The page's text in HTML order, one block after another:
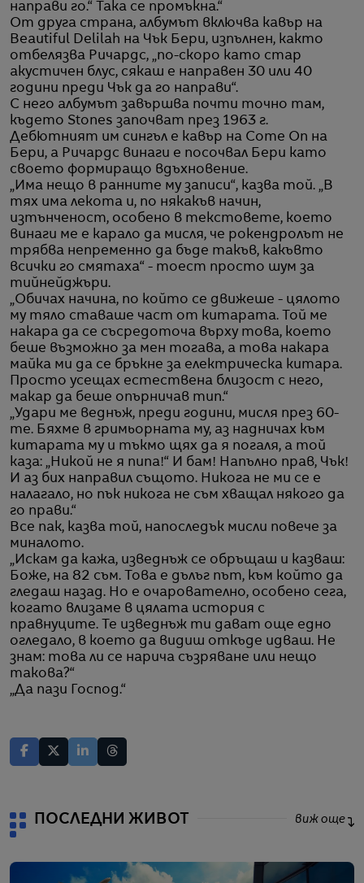
направи го.“ Така се промъкна.“
От друга страна, албумът включва кавър на
Beautiful Delilah на Чък Бери, изпълнен, както
отбелязва Ричардс, „по-скоро като стар
акустичен блус, сякаш е направен 30 или 40
години преди Чък да го направи“.
С него албумът завършва почти точно там,
където Stones започват през 1963 г.
Дебютният им сингъл е кавър на Come On на
Бери, а Ричардс винаги е посочвал Бери като
своето формиращо вдъхновение.
„Има нещо в ранните му записи“, казва той. „В
тях има лекота и, по някакъв начин,
изтънченост, особено в текстовете, което
винаги ме е карало да мисля, че рокендролът не
трябва непременно да бъде такъв, какъвто
всички го смятаха“ - тоест просто шум за
тийнейджъри.
„Обичах начина, по който се движеше - цялото
му тяло ставаше част от китарата. Той ме
накара да се съсредоточа върху това, което
беше възможно за мен тогава, а това накара
майка ми да се бръкне за електрическа китара.
Просто усещах естествена близост с него,
макар да беше опърничав тип.“
„Удари ме веднъж, преди години, мисля през 60-
те. Бяхме в гримьорната му, аз надничах към
китарата му и тъкмо щях да я погаля, а той
каза: „Никой не я пипа!“ И бам! Напълно прав, Чък!
И аз бих направил същото. Никога не ми се е
налагало, но пък никога не съм хващал някого да
го прави.“
Все пак, казва той, напоследък мисли повече за
миналото.
„Искам да кажа, изведнъж се обръщаш и казваш:
Боже, на 82 съм. Това е дълъг път, към който да
гледаш назад. Но е очарователно, особено сега,
когато влизаме в цялата история с
правнуците. Те изведнъж ти дават още едно
огледало, в което да видиш откъде идваш. Не
знам: това ли се нарича съзряване или нещо
такова?“
„Да пази Господ.“
ПОСЛЕДНИ ЖИВОТ виж още